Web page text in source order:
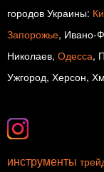
городов Украины:
Запорожье, Ивано-
Николаев, Одесса,
Ужгород, Херсон,
инструменты